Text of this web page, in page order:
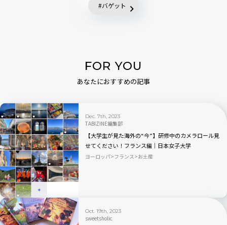
バゲット
FOR YOU
あなたにおすすめの記事
Dec. 7th, 2023
TABIZINE編集部
【大学生が見た海外の“今”】研修中のカメラロール見
せてください！フランス編｜日本女子大学
×TABIZINE10周年
ヨーロッパ フランス お土産
Oct. 19th, 2023
sweetsholic